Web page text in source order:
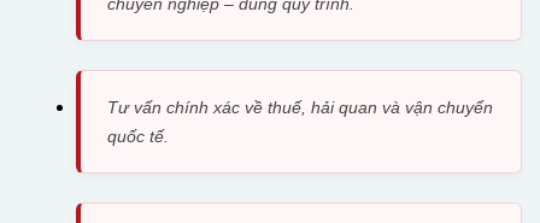
Tư vấn chính xác về thuế, hải quan và vận chuyển
quốc tế.